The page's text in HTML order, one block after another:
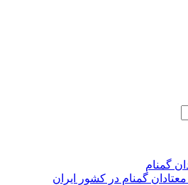
گمنام
گمنام در کشور ایران